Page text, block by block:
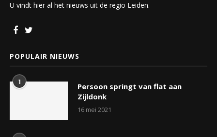
U vindt hier al het nieuws uit de regio Leiden.
POPULAIR NIEUWS
1
Persoon springt van flat aan
Zijldonk
16 mei 2021